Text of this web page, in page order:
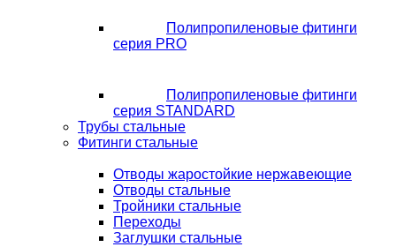
Полипропиленовые фитинги
серия PRO
Полипропиленовые фитинги
серия STANDARD
Трубы стальные
Фитинги стальные
Отводы жаростойкие нержавеющие
Отводы стальные
Тройники стальные
Переходы
Заглушки стальные